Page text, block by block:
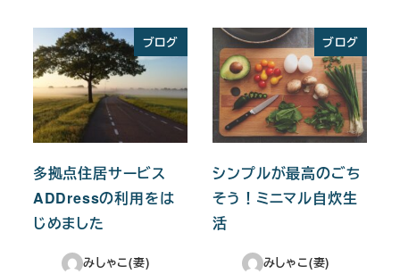
ブログ
多拠点住居サービス
ADDressの利用をは
じめました
みしゃこ(妻)
ブログ
シンプルが最高のごち
そう！ミニマル自炊生
活
みしゃこ(妻)